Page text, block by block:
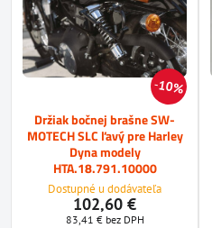
10%
Držiak bočnej brašne SW-
MOTECH SLC ľavý pre Harley
Dyna modely
HTA.18.791.10000
Dostupné u dodávateľa
102,60 €
83,41 € bez DPH